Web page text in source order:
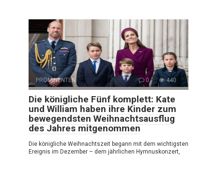
PROMINENTEN 0 440
Die königliche Fünf komplett: Kate
und William haben ihre Kinder zum
bewegendsten Weihnachtsausflug
des Jahres mitgenommen
Die königliche Weihnachtszeit begann mit dem wichtigsten
Ereignis im Dezember – dem jährlichen Hymnuskonzert,